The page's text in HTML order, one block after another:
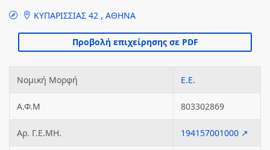
ΚΥΠΑΡΙΣΣΙΑΣ 42 , ΑΘΗΝΑ
Νομική Μορφή Ε.Ε.
Α.Φ.Μ 803302869
Αρ. Γ.Ε.ΜΗ. 194157001000 ↗